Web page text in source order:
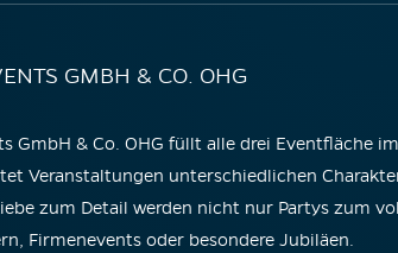
GMBH & CO. OHG
GmbH & Co. OHG füllt alle drei Eventfläche
Veranstaltungen unterschiedlichen
zum Detail werden nicht nur Partys zum
Firmenevents oder besondere Jubiläen.